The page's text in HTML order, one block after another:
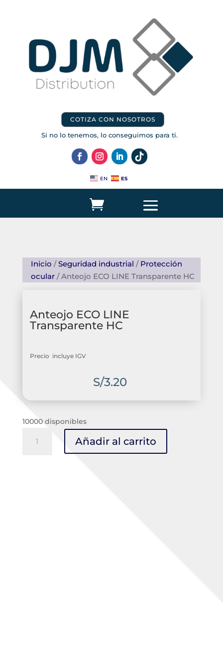
COTIZA CON NOSOTROS
Si no lo tenemos, lo conseguimos para ti.
EN ES
Inicio /Seguridad industrial / Protección
ocular/ Anteojo ECO LINE Transparente HC
Anteojo ECO LINE
Transparente HC
Precio incluye IGV
S/3.20
10000 disponibles
ECO
Añadir al carrito